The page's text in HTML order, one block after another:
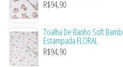
R$94,90
Toalha De Banho Soft
Estampada FLORAL
R$94,90